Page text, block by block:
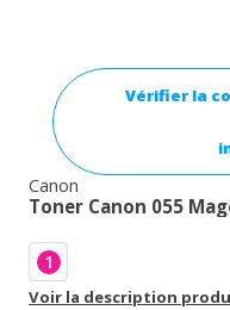
Vérifier la
Canon
Toner Canon 055
1
Voir la description